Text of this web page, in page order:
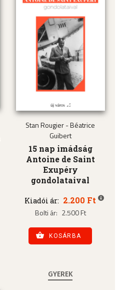
Stan Rougier - Béatrice
Guibert
15 nap imádság
Antoine de Saint
Exupéry
gondolataival
Kiadói ár: 2.200 Ft
Bolti ár: 2.500 Ft
KOSÁRBA
GYEREK